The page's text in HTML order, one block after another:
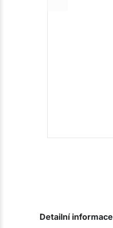
Detailní informace